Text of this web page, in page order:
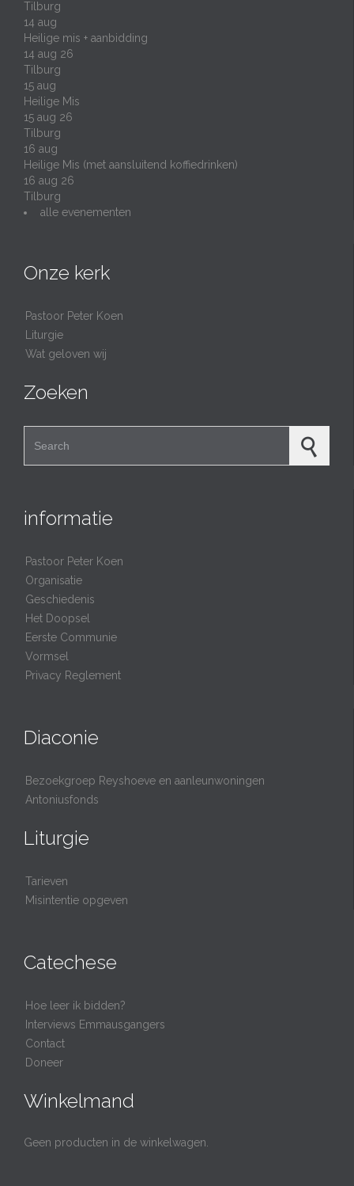
Tilburg
14 aug
Heilige mis + aanbidding
14 aug 26
Tilburg
15 aug
Heilige Mis
15 aug 26
Tilburg
16 aug
Heilige Mis (met aansluitend koffiedrinken)
16 aug 26
Tilburg
alle evenementen
Onze kerk
Pastoor Peter Koen
Liturgie
Wat geloven wij
Zoeken
informatie
Pastoor Peter Koen
Organisatie
Geschiedenis
Het Doopsel
Eerste Communie
Vormsel
Privacy Reglement
Diaconie
Bezoekgroep Reyshoeve en aanleunwoningen
Antoniusfonds
Liturgie
Tarieven
Misintentie opgeven
Catechese
Hoe leer ik bidden?
Interviews Emmausgangers
Contact
Doneer
Winkelmand
Geen producten in de winkelwagen.